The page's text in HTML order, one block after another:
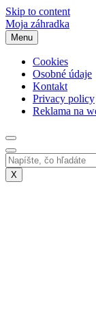
Skip to content
Moja záhradka
Menu
Cookies
Osobné údaje
Kontakt
Privacy policy
Reklama na
X